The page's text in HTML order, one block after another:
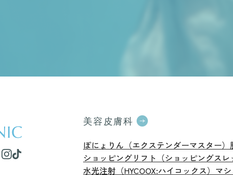
美容皮膚科
ぽにょりん（エクステンダーマスター）
ショッピングリフト（ショッピングスレ
水光注射（HYCOOX:ハイコックス） マ